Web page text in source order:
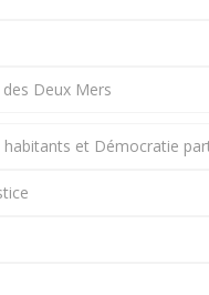
Deux Mers
habitants et Démocratie